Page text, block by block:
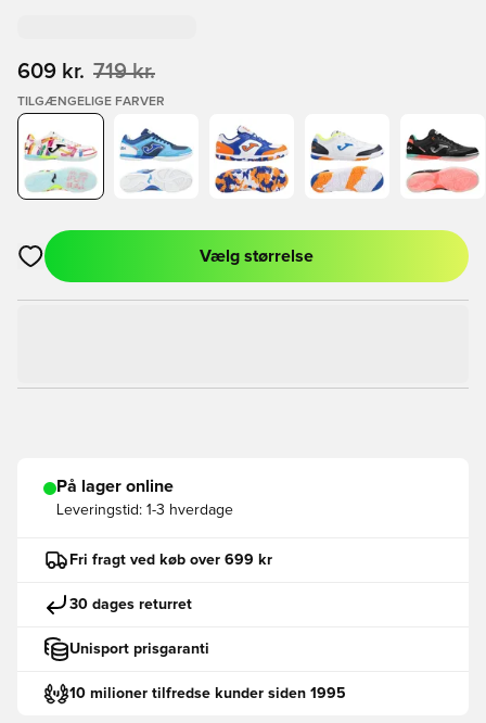
609 kr. 719 kr.
TILGÆNGELIGE FARVER
Åbner en Modal til at logge ind eller tilmelde dig som medlem
Vælg størrelse
På lager online
Leveringstid: 1-3 hverdage
Fri fragt ved køb over 699 kr
30 dages returret
Unisport prisgaranti
10 milioner tilfredse kunder siden 1995